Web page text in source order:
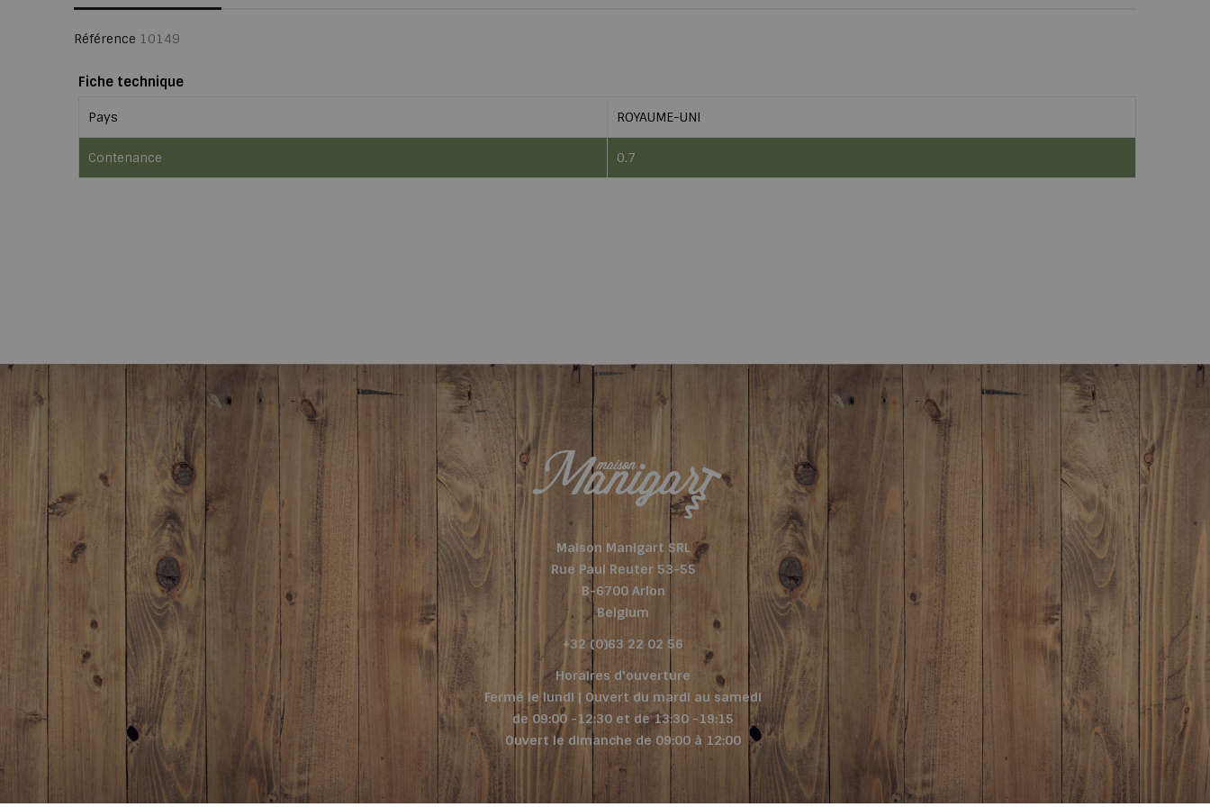
Référence 10149
Fiche technique
Pays ROYAUME-UNI
Contenance 0.7
Maison Manigart SRL
Rue Paul Reuter 53-55
B-6700 Arlon
Belgium
+32 (0)63 22 02 56
Horaires d'ouverture
Fermé le lundi | Ouvert du mardi au samedi
de 09:00 -12:30 et de 13:30 -19:15
Ouvert le dimanche de 09:00 à 12:00